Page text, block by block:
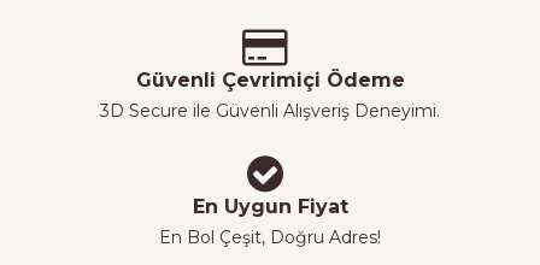
Güvenli Çevrimiçi Ödeme
3D Secure ile Güvenli Alışveriş Deneyimi.
En Uygun Fiyat
En Bol Çeşit, Doğru Adres!